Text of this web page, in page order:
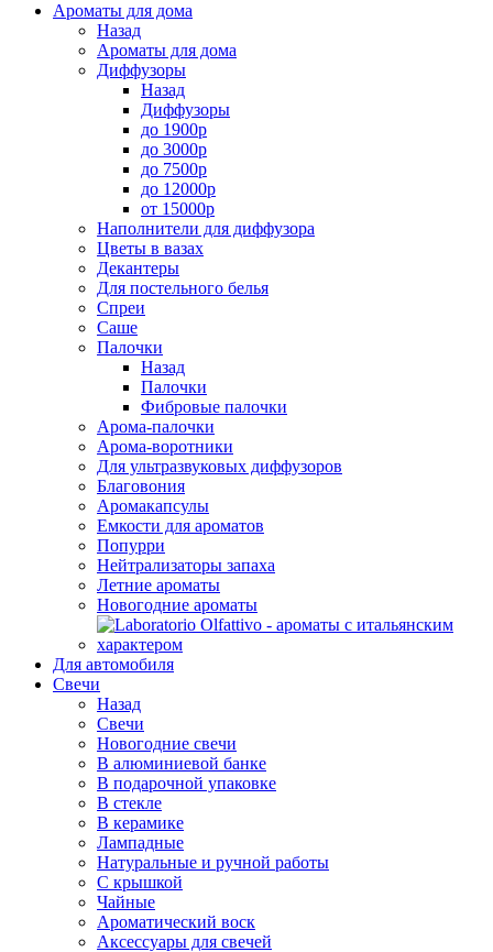
Ароматы для дома
Назад
Ароматы для дома
Диффузоры
Назад
Диффузоры
до 1900р
до 3000р
до 7500р
до 12000р
от 15000р
Наполнители для диффузора
Цветы в вазах
Декантеры
Для постельного белья
Спреи
Саше
Палочки
Назад
Палочки
Фибровые палочки
Арома-палочки
Арома-воротники
Для ультразвуковых диффузоров
Благовония
Аромакапсулы
Емкости для ароматов
Попурри
Нейтрализаторы запаха
Летние ароматы
Новогодние ароматы
Для автомобиля
Свечи
Назад
Свечи
Новогодние свечи
В алюминиевой банке
В подарочной упаковке
В стекле
В керамике
Лампадные
Натуральные и ручной работы
С крышкой
Чайные
Ароматический воск
Аксессуары для свечей